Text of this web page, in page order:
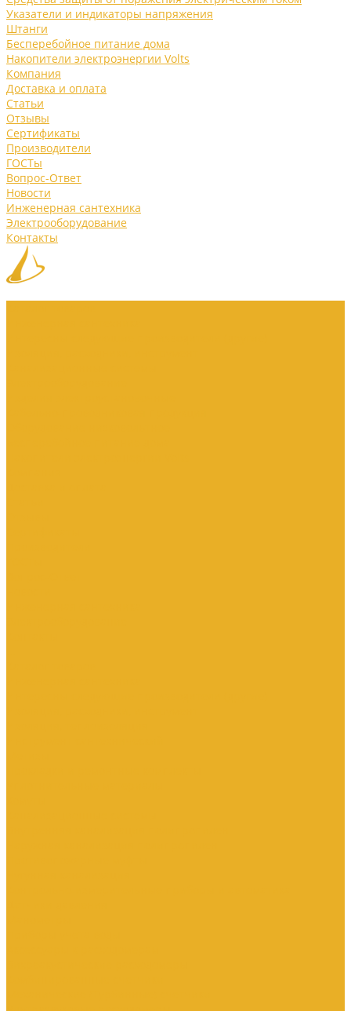
Указатели и индикаторы напряжения
Штанги
Бесперебойное питание дома
Накопители электроэнергии Volts
Компания
Доставка и оплата
Статьи
Отзывы
Сертификаты
Производители
ГОСТы
Вопрос-Ответ
Новости
Инженерная сантехника
Электрооборудование
Контакты